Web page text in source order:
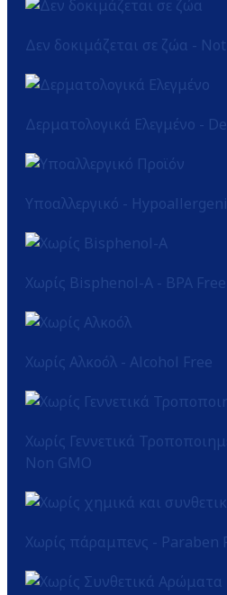
Δεν δοκιμάζεται σε ζώα -
Δερματολογικά Ελεγμένο -
Υποαλλεργικό -
Χωρίς Bisphenol-A - BPA Free
Χωρίς Αλκοόλ - Alcohol Free
Χωρίς Γεννετικά
Non GMO
Χωρίς πάραμπενς - Paraben